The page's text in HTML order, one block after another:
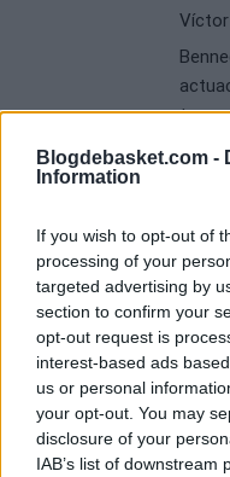
Blogdebasket.com -
Information
If you wish to opt-out of
processing of your
targeted advertising by
section to confirm your
opt-out request is
interest-based ads
us or personal
your opt-out. You may
disclosure of your
IAB’s list of
Víctor